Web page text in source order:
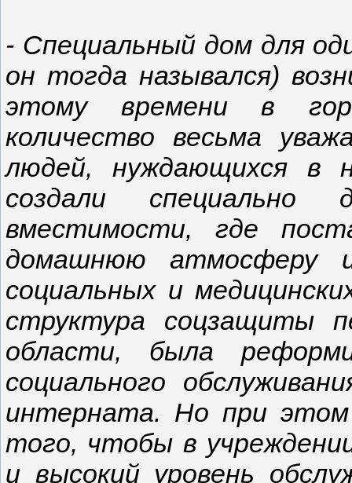
- Специальный дом для
он тогда назывался)
этому времени в
количество весьма
людей, нуждающихся
создали
вместимости, где
домашнюю атмосферу
социальных и
структура соцзащиты
области, была
социального
интерната. Но при этом
того, чтобы в
и высокий уровень